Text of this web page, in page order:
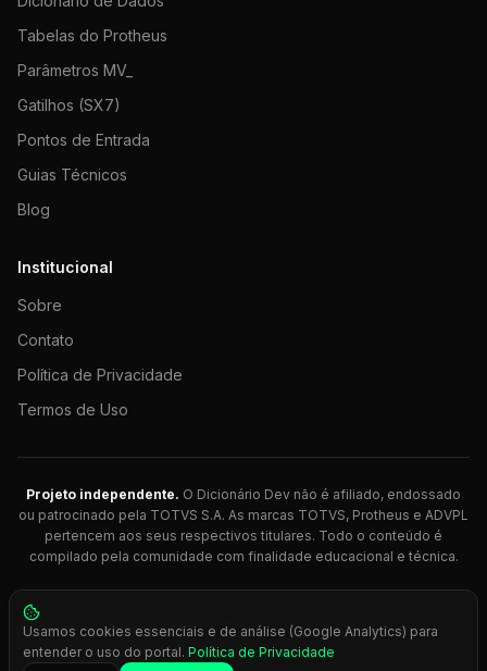
Tabelas do Protheus
Parâmetros MV_
Gatilhos (SX7)
Pontos de Entrada
Guias Técnicos
Blog
Institucional
Sobre
Contato
Política de Privacidade
Termos de Uso
Projeto independente. O Dicionário Dev não é afiliado, endossado
ou patrocinado pela TOTVS S.A. As marcas TOTVS, Protheus e ADVPL
pertencem aos seus respectivos titulares. Todo o conteúdo é
compilado pela comunidade com finalidade educacional e técnica.
© 2026 Dicionário Dev. Feito com 💚 para desenvolvedores
Protheus.
Press Ctrl+K
Usamos cookies essenciais e de análise (Google Analytics) para
entender o uso do portal. Política de Privacidade